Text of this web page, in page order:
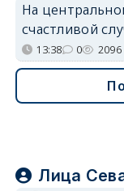
На
счастливой
13:38 0 2096
Лица